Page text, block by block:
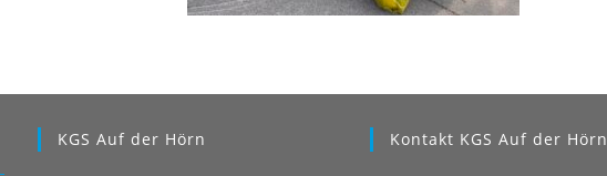
KGS Auf der Hörn Kontakt KGS Auf der Hörn